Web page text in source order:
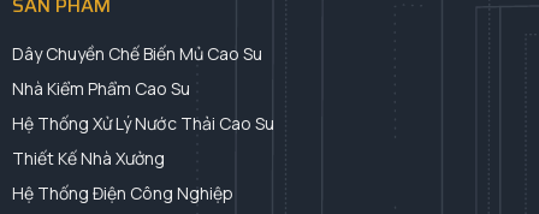
Dây Chuyền Chế Biến Mủ Cao Su
Nhà Kiểm Phẩm Cao Su
Hệ Thống Xử Lý Nước Thải Cao Su
Thiết Kế Nhà Xưởng
Hệ Thống Điện Công Nghiệp